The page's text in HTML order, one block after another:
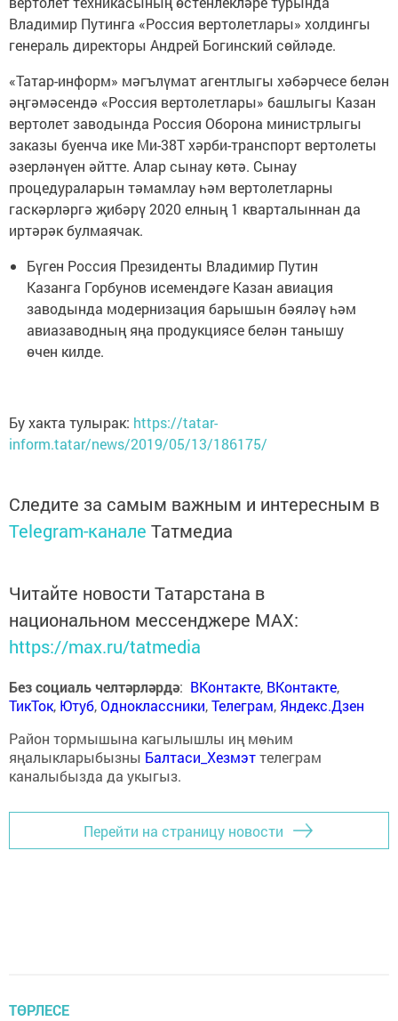
Владимир Путинга «Россия вертолетлары» холдингы
генераль директоры Андрей Богинский сөйләде.
«Татар-информ» мәгълүмат агентлыгы хәбәрчесе белән
әңгәмәсендә «Россия вертолетлары» башлыгы Казан
вертолет заводында Россия Оборона министрлыгы
заказы буенча ике Ми-38Т хәрби-транспорт вертолеты
әзерләнүен әйтте. Алар сынау көтә. Сынау
процедураларын тәмамлау һәм вертолетларны
гаскәрләргә җибәрү 2020 елның 1 кварталыннан да
иртәрәк булмаячак.
Бүген Россия Президенты Владимир Путин
Казанга Горбунов исемендәге Казан авиация
заводында модернизация барышын бәяләү һәм
авиазаводның яңа продукциясе белән танышу
өчен килде.
Бу хакта тулырак: https://tatar-
inform.tatar/news/2019/05/13/186175/
Следите за самым важным и интересным в
Telegram-канале Татмедиа
Читайте новости Татарстана в
национальном мессенджере MАХ:
https://max.ru/tatmedia
Без социаль челтәрләрдә: ВКонтакте, ВКонтакте,
ТикТок, Ютуб,Одноклассники,Телеграм, Яндекс.Дзен
Район тормышына кагылышлы иң мөһим
яңалыкларыбызны Балтаси_Хезмэттелеграм
каналыбызда да укыгыз.
Перейти на страницу новости
ТӨРЛЕСЕ